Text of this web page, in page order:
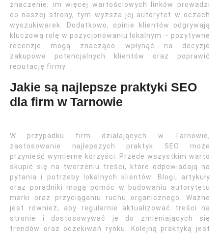
znaczenie; im więcej wartościowych linków prowadzi
do naszej strony, tym wyższa jej autorytet w oczach
wyszukiwarek. Dodatkowo, opinie klientów odgrywają
kluczową rolę w pozycjonowaniu lokalnym – pozytywne
recenzje mogą znacząco wpłynąć na decyzje
zakupowe potencjalnych klientów oraz poprawić
reputację firmy.
Jakie są najlepsze praktyki SEO
dla firm w Tarnowie
W przypadku firm działających w Tarnowie,
zastosowanie najlepszych praktyk SEO może
przynieść wymierne korzyści. Przede wszystkim warto
skupić się na tworzeniu treści, które odpowiadają na
pytania i potrzeby lokalnych klientów. Blogi, artykuły
oraz poradniki mogą pomóc w budowaniu autorytetu
marki oraz przyciąganiu ruchu organicznego. Ważne
jest również, aby regularnie aktualizować treści na
stronie i dostosowywać je do zmieniających się
trendów oraz oczekiwań rynku. Kolejną praktyką jest